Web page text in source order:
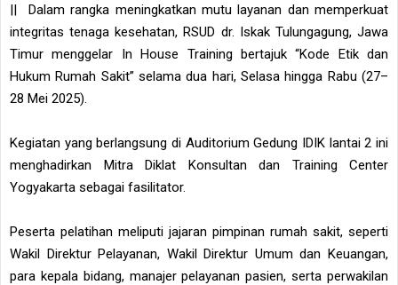
|| Dalam rangka meningkatkan mutu layanan dan memperkuat
integritas tenaga kesehatan, RSUD dr. Iskak Tulungagung, Jawa
Timur menggelar In House Training bertajuk “Kode Etik dan
Hukum Rumah Sakit” selama dua hari, Selasa hingga Rabu (27–
28 Mei 2025).
Kegiatan yang berlangsung di Auditorium Gedung IDIK lantai 2 ini
menghadirkan Mitra Diklat Konsultan dan Training Center
Yogyakarta sebagai fasilitator.
Peserta pelatihan meliputi jajaran pimpinan rumah sakit, seperti
Wakil Direktur Pelayanan, Wakil Direktur Umum dan Keuangan,
para kepala bidang, manajer pelayanan pasien, serta perwakilan